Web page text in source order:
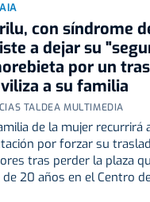
con síndrome
a dejar su
por un
a su familia
TALDEA MULTIMEDIA
de la mujer recurrirá
por forzar su
tras perder la plaza
de 20 años en el Centro